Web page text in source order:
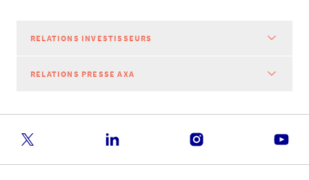
RELATIONS INVESTISSEURS
RELATIONS PRESSE AXA